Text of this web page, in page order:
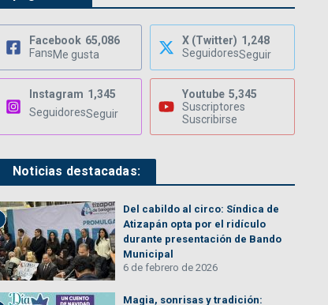
Facebook 65,086
FansMe gusta
X (Twitter) 1,248
SeguidoresSeguir
Instagram 1,345
SeguidoresSeguir
Youtube 5,345
Suscriptores
Suscribirse
Noticias destacadas:
Del cabildo al circo: Síndica de
Atizapán opta por el ridículo
durante presentación de Bando
Municipal
6 de febrero de 2026
Magia, sonrisas y tradición: